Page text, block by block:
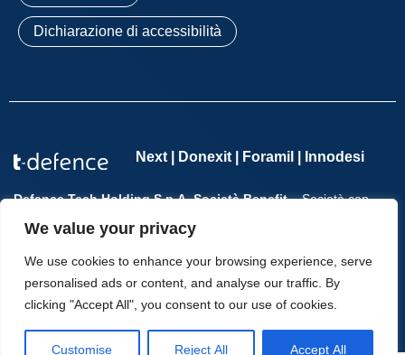
We value your privacy
We use cookies to enhance your browsing experience, serve
personalised ads or content, and analyse our traffic. By
clicking "Accept All", you consent to our use of cookies.
Customise Reject All Accept All
Dichiarazione di accessibilità
Next | Donexit | Foramil | Innodesi
Defence Tech Holding S.p.A. Società Benefit– Società con
delle Imprese di Roma n. 11065701002 – Cap. Soc. €
2.554.285,70 i.v. | Copyright © T-Defence – All Rights Reserved.